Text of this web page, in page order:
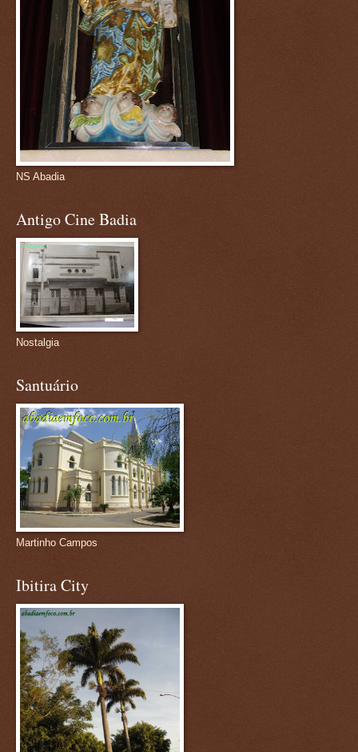
NS Abadia
Antigo Cine Badia
Nostalgia
Santuário
Martinho Campos
Ibitira City